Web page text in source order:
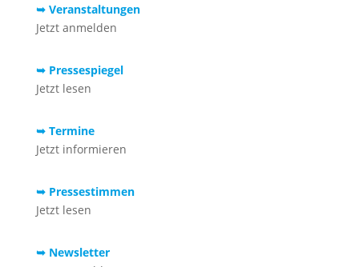
➥ Veranstaltungen
Jetzt anmelden
➥ Pressespiegel
Jetzt lesen
➥ Termine
Jetzt informieren
➥ Pressestimmen
Jetzt lesen
➥ Newsletter